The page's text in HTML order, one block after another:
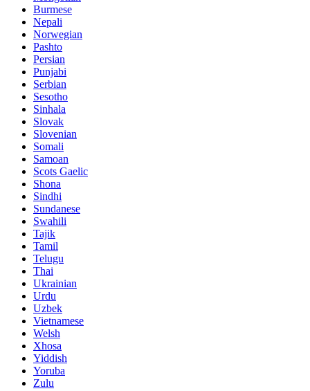
Burmese
Nepali
Norwegian
Pashto
Persian
Punjabi
Serbian
Sesotho
Sinhala
Slovak
Slovenian
Somali
Samoan
Scots Gaelic
Shona
Sindhi
Sundanese
Swahili
Tajik
Tamil
Telugu
Thai
Ukrainian
Urdu
Uzbek
Vietnamese
Welsh
Xhosa
Yiddish
Yoruba
Zulu